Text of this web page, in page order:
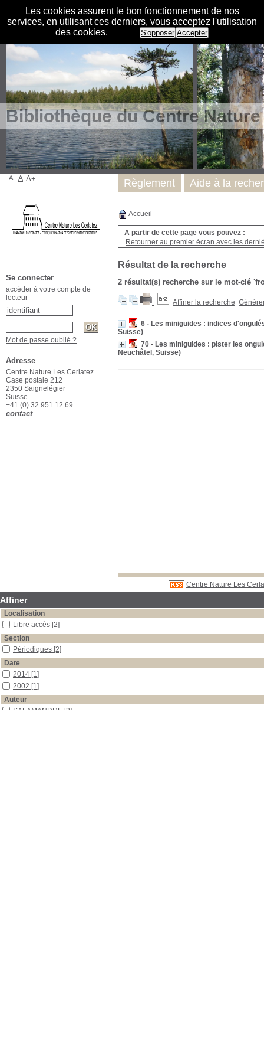
Les cookies assurent le bon fonctionnement de nos
services, en utilisant ces derniers, vous acceptez l'utilisation
des cookies.
S'opposer Accepter
Bibliothèque du Centre
Accueil
A partir de cette page vous pouvez :
Retourner au premier écran avec les
Résultat de la recherche
2 résultat(s) recherche sur le mot-clé
Affiner la recherche
6 - Les miniguides : indices
Suisse)
70 - Les miniguides : pister les
Neuchâtel, Suisse)
Centre Nature Les
Règlement Aide à la
A- A A+
Se connecter
accéder à votre compte de
lecteur
Mot de passe oublié ?
Adresse
Centre Nature Les Cerlatez
Case postale 212
2350 Saignelégier
Suisse
+41 (0) 32 951 12 69
contact
Affiner
Localisation
Libre accès [2]
Section
Périodiques [2]
Date
2014 [1]
2002 [1]
Auteur
SALAMANDRE [2]